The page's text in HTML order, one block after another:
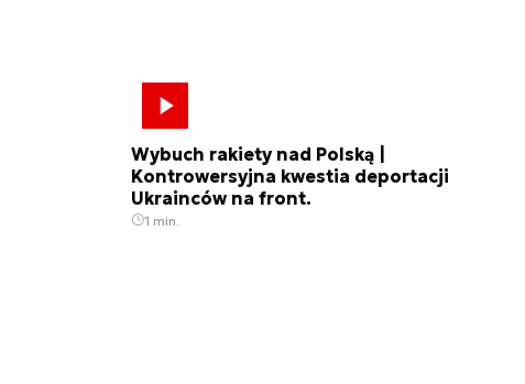
Wybuch rakiety nad Polską |
Kontrowersyjna kwestia deportacji
Ukrainców na front.
1 min.